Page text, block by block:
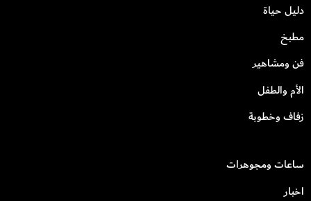
دليل حياة
مطبخ
فن ومشاهير
الأم والطفل
زفاف وخطوبة
ساعات ومجوهرات
اخبار